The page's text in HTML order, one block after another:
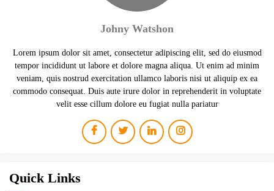
Johny Watshon
Lorem ipsum dolor sit amet, consectetur adipiscing elit, sed do eiusmod
tempor incididunt ut labore et dolore magna aliqua. Ut enim ad minim
veniam, quis nostrud exercitation ullamco laboris nisi ut aliquip ex ea
commodo consequat. Duis aute irure dolor in reprehenderit in voluptate
velit esse cillum dolore eu fugiat nulla pariatur
Quick Links